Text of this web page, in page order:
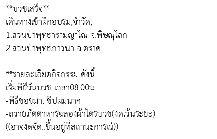
**บวชเสร็จ**
เดินทางเข้าฝึกอบรม,จำวัด,
1.สวนป่าพุทธารามญาโณ จ.พิษณุโลก
2.สวนป่าพุทธภาวนา จ.ตราด
**รายละเอียดกิจกรรม ดังนี้
เริ่มพิธีวันบวช เวลา08.00น.
-พิธีขอขมา, ขิปผมนาค
-ถวายภัตตาหารฉลองผ้าไตรบวช(งดเว้นระยะ)
((อาจงดจัด..ขึ้นอยู่ที่สถานะการณ์))